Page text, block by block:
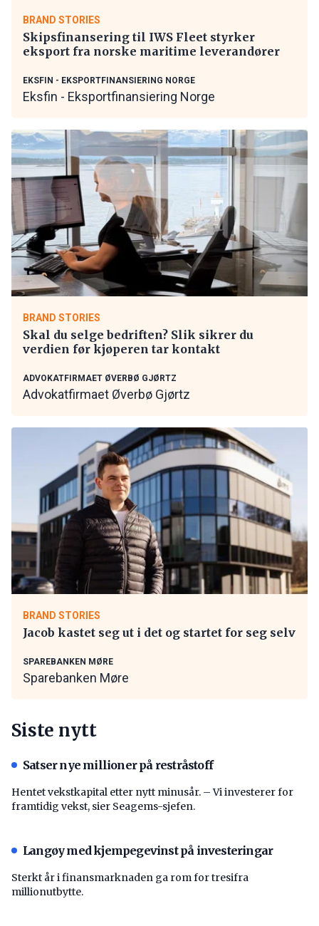
BRAND STORIES
Skipsfinansering til IWS Fleet styrker
eksport fra norske maritime leverandører
EKSFIN - EKSPORTFINANSIERING NORGE
Eksfin - Eksportfinansiering Norge
BRAND STORIES
Skal du selge bedriften? Slik sikrer du
verdien før kjøperen tar kontakt
ADVOKATFIRMAET ØVERBØ GJØRTZ
Advokatfirmaet Øverbø Gjørtz
BRAND STORIES
Jacob kastet seg ut i det og startet for seg selv
SPAREBANKEN MØRE
Sparebanken Møre
Siste nytt
Satser nye millioner på restråstoff
Hentet vekstkapital etter nytt minusår. – Vi investerer for
framtidig vekst, sier Seagems-sjefen.
Langøy med kjempegevinst på investeringar
Sterkt år i finansmarknaden ga rom for tresifra
millionutbytte.